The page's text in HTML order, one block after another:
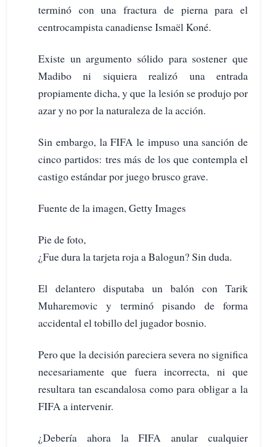
terminó con una fractura de pierna para el
centrocampista canadiense Ismaël Koné.
Existe un argumento sólido para sostener que
Madibo ni siquiera realizó una entrada
propiamente dicha, y que la lesión se produjo por
azar y no por la naturaleza de la acción.
Sin embargo, la FIFA le impuso una sanción de
cinco partidos: tres más de los que contempla el
castigo estándar por juego brusco grave.
Fuente de la imagen, Getty Images
Pie de foto,
¿Fue dura la tarjeta roja a Balogun? Sin duda.
El delantero disputaba un balón con Tarik
Muharemovic y terminó pisando de forma
accidental el tobillo del jugador bosnio.
Pero que la decisión pareciera severa no significa
necesariamente que fuera incorrecta, ni que
resultara tan escandalosa como para obligar a la
FIFA a intervenir.
¿Debería ahora la FIFA anular cualquier